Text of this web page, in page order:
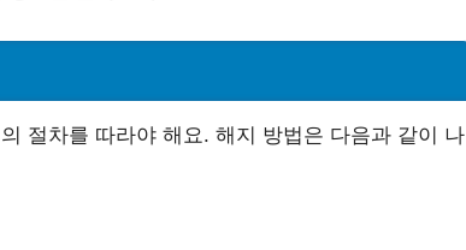
절차를 따라야 해요. 해지 방법은 다음과 같이 나